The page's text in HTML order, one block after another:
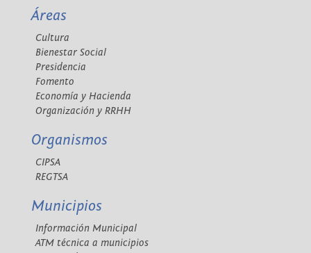
Áreas
Cultura
Bienestar Social
Presidencia
Fomento
Economía y Hacienda
Organización y RRHH
Organismos
CIPSA
REGTSA
Municipios
Información Municipal
ATM técnica a municipios